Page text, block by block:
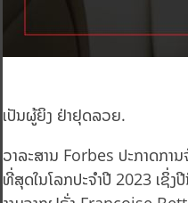
ເປັນຜູ້ຍິງ ຢ່າຢຸດລວຍ.
ວາລະສານ Forbes ປະກາດກ
ທີ່ສຸດໃນໂລກປະຈຳປີ 2023 ເຊິ່